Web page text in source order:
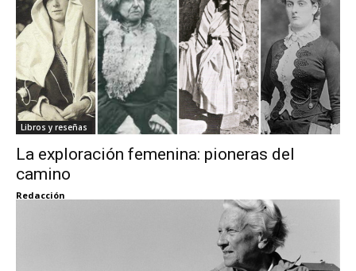
Libros y reseñas
La exploración femenina: pioneras del
camino
Redacción